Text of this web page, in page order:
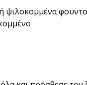
ψιλοκομμένα